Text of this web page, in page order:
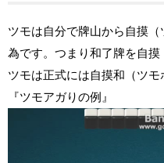
ツモは自分で牌山から自摸
為です。つまり和了牌を自摸
ツモは正式には自摸和（ツモ
『ツモアガりの例』